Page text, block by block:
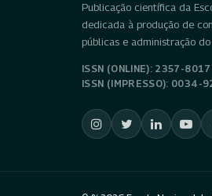
Publicação científica da
dedicada à produção de
públicas e administração do
ISSN (ONLINE): 2357-8017
ISSN (IMPRESSO): 0034-